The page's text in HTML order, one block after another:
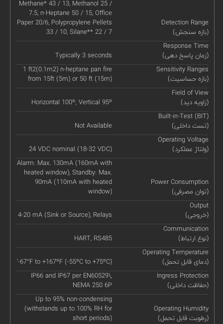
Detection Range
(بازه سنجش)
Methane* 43 / 13, Methanol 25 /
7.5, n-Heptane 50 / 15, Office
Paper 20/6, Polypropylene Pellets
33 / 10, Silane** 22 / 7
Response Time
(زمان پاسخ دهی)
Typically 3 seconds
Sensitivity Ranges
(بازه حساسیت)
1 ft2(0.1m2) n-heptane pan fire
from 15ft (5m) or 50 ft (15m)
Field of View
(زاویه دید)
Horizontal 100º; Vertical 95º
Built-in-Test (BIT)
(تست داخلی)
Not Available
Operating Voltage
(ولتاژ عملکرد)
24 VDC nominal (18-32 VDC)
Power Consumption
(توان مصرفی)
Alarm: Max. 130mA (160mA with
heated window), Standby: Max.
90mA (110mA with heated
window)
Output
(خروجی)
4-20 mA (Sink or Source), Relays
Communication
(نوع ارتباط)
HART, RS485
Operating Temperature
(دمای قابل تحمل)
'-67°F to +167ºF (-55ºC to +75ºC)
Ingress Protection
(حفاظت داخلی)
IP66 and IP67 per EN60529\,
NEMA 250 6P
Operating Humidity
(رطوبت قابل تحمل)
Up to 95% non-condensing
(withstands up to 100% RH for
short periods)